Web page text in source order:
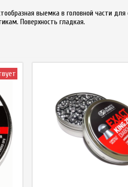
выемка в головной части
Поверхность гладкая.